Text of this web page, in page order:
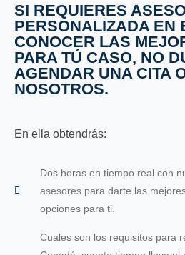
SI REQUIERES
PERSONALIZADA EN
CONOCER LAS
PARA TÚ CASO, NO
AGENDAR UNA CITA
NOSOTROS.
En ella obtendrás:
Dos horas en tiempo real con
asesores para darte las
opciones para ti.
Cuales son los requisitos para